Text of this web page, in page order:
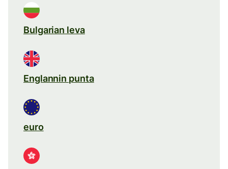
Bulgarian leva
Englannin punta
euro